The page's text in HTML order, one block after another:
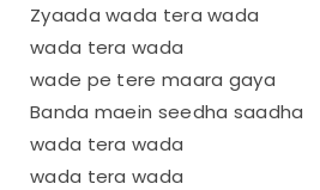
Zyaada wada tera wada
wada tera wada
wade pe tere maara gaya
Banda maein seedha saadha
wada tera wada
wada tera wada